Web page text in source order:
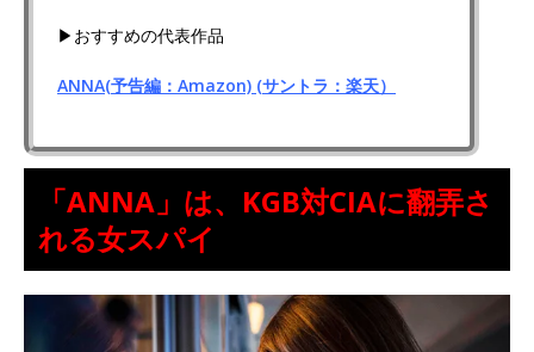
▶おすすめの代表作品
ANNA(予告編：Amazon) (サントラ：楽天）
「ANNA」は、KGB対CIAに翻弄さ
れる女スパイ